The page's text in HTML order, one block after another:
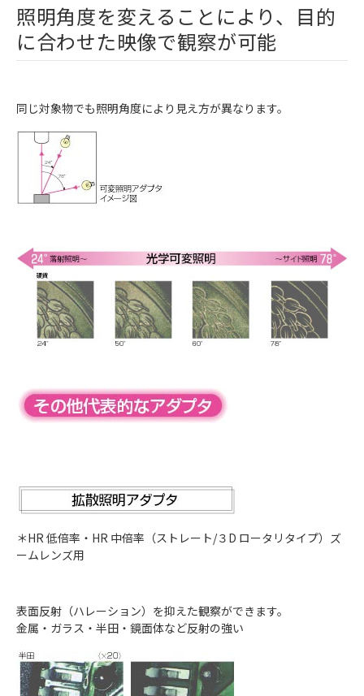
照明角度を変えることにより、目的
に合わせた映像で観察が可能
同じ対象物でも照明角度により見え方が異なります。
＊HR 低倍率・HR 中倍率（ストレート/３D ロータリタイプ）ズ
ームレンズ用
表面反射（ハレーション）を抑えた観察ができます。
金属・ガラス・半田・鏡面体など反射の強い